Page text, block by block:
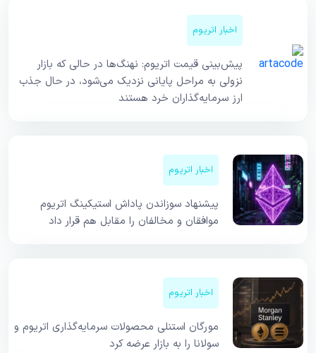
اخبار اتریوم
پیش‌بینی قیمت اتریوم: نهنگ‌ها در حالی که بازار
نزولی به مراحل پایانی نزدیک می‌شود، در حال جذب
ارز سرمایه‌گذاران خرد هستند
اخبار اتریوم
پیشنهاد سوزاندن پاداش استیکینگ اتریوم
موافقان و مخالفان را مقابل هم قرار داد
اخبار اتریوم
مورگان استنلی محصولات سرمایه‌گذاری اتریوم و
سولانا را به بازار عرضه کرد